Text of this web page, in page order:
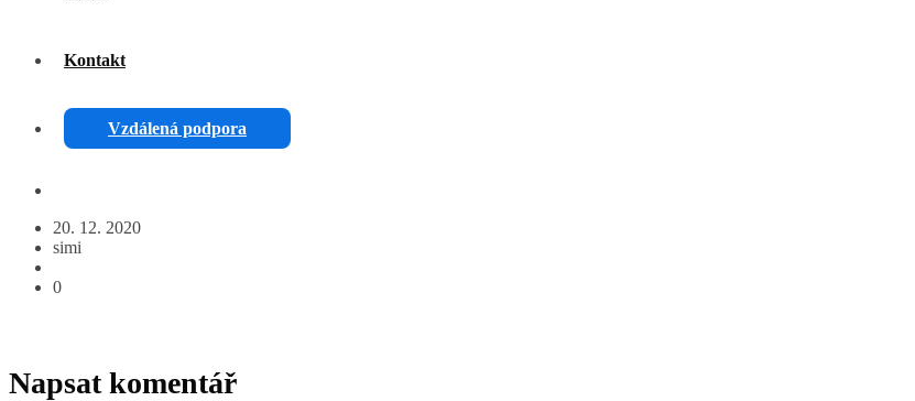
Kontakt
Vzdálená podpora
20. 12. 2020
simi
0
Napsat komentář